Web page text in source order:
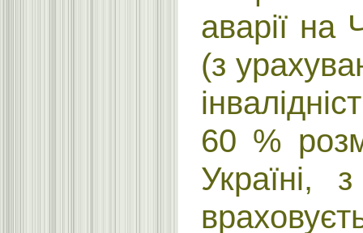
аварії на
(з
60 %
Україні,